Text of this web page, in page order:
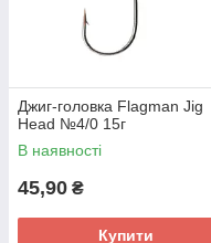
Джиг-головка Flagman Jig
Head №4/0 15г
В наявності
45,90 ₴
Купити